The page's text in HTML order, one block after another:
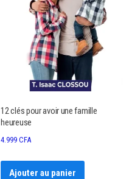
12 clés pour avoir une famille
heureuse
4.999CFA
Ajouter au panier